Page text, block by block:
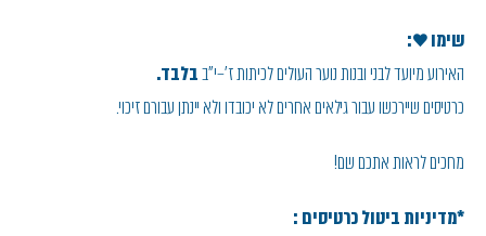
שימו ♥:
האירוע מיועד לבני ובנות נוער העולים לכיתות ז'–י"בבלבד.
כרטיסים שיירכשו עבור גילאים אחרים לא יכובדו ולא יינתן עבורם זיכוי.
מחכים לראות אתכם שם!
*מדיניות ביטול כרטיסים :